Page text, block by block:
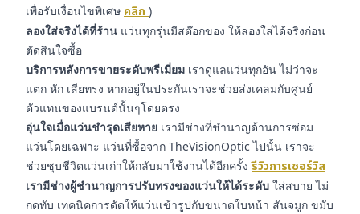
เพื่อรับเงื่อนไขพิเศษ คลิก )
ลองใส่จริงได้ที่ร้าน แว่นทุกรุ่นมีสต๊อกของ ให้ลองใส่ได้จริงก่อน
ตัดสินใจซื้อ
บริการหลังการขายระดับพรีเมี่ยม เราดูแลแว่นทุกอัน ไม่ว่าจะ
แตก หัก เสียทรง หากอยู่ในประกันเราจะช่วยส่งเคลมกับศูนย์
ตัวแทนของแบรนด์นั้นๆโดยตรง
อุ่นใจเมื่อแว่นชำรุดเสียหาย เรามีช่างที่ชำนาญด้านการซ่อม
แว่นโดยเฉพาะ แว่นที่ซื้อจาก TheVisionOptic ไปนั้น เราจะ
ช่วยชุบชีวิตแว่นเก่าให้กลับมาใช้งานได้อีกครั้งรีวิวการเซอร์วิส
เรามีช่างผู้ชำนาญการปรับทรงของแว่นให้ได้ระดับ ใส่สบาย ไม่
กดทับ เทคนิคการดัดให้แว่นเข้ารูปกับขนาดใบหน้า สันจมูก ขมับ